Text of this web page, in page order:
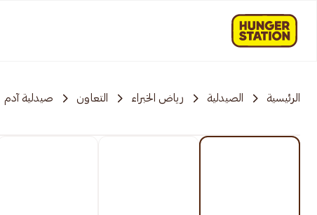
الرئيسية الصيدلية رياض الخبراء التعاون صيدلية آدم